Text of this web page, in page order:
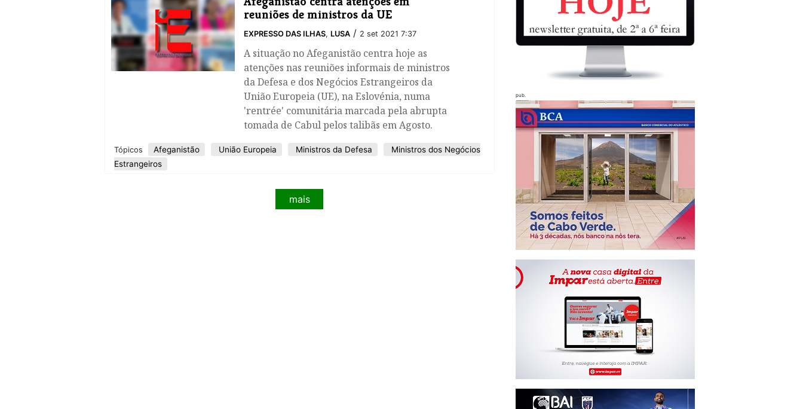
reuniões de ministros da UE
EXPRESSO DAS ILHAS, LUSA / 2 set 2021 7:37
A situação no Afeganistão centra hoje as
atenções nas reuniões informais de ministros
da Defesa e dos Negócios Estrangeiros da
União Europeia (UE), na Eslovénia, numa
'rentrée' comunitária marcada pela abrupta
tomada de Cabul pelos talibãs em Agosto.
Tópicos Afeganistão União Europeia Ministros da Defesa
Ministros dos Negócios
Estrangeiros
mais
pub.